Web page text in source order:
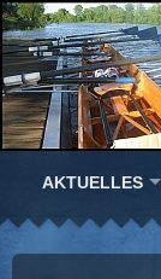
AKTUELLES